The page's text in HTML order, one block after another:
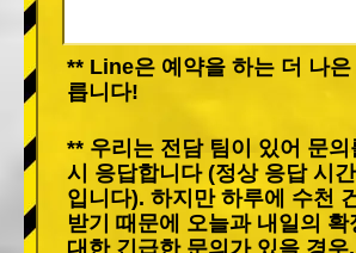
** Line은 예약을 하는 더 나
릅니다!
** 우리는 전담 팀이 있어 문
시 응답합니다 (정상 응답 시
입니다). 하지만 하루에 수천
받기 때문에 오늘과 내일의 확
대한 긴급한 문의가 있을 경우